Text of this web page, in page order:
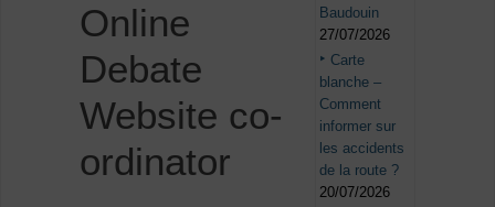
Online
Debate
Website co-
ordinator
Baudouin
27/07/2026
Carte
blanche –
Comment
informer sur
les accidents
de la route ?
20/07/2026